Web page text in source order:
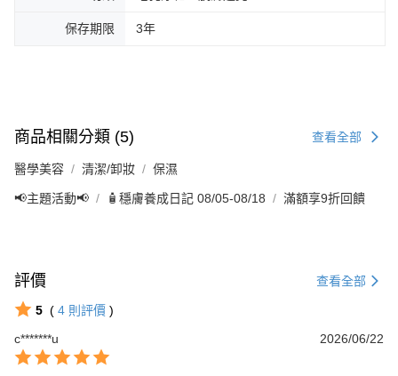
保存期限 3年
商品相關分類 (5) 查看全部
醫學美容 清潔/卸妝 保濕
📢主題活動📢 🧴穩膚養成日記 08/05-08/18 滿額享9折回饋
評價 查看全部
5 ( 4 則評價 )
c*******u
2026/06/22